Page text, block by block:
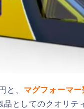
と、 マグフォーマ
品としてのクオリテ